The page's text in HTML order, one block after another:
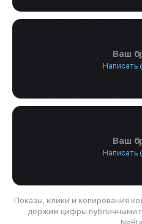
Ваш
Написать
Ваш
Написать
Показы, клики и копирования
держим цифры публичными